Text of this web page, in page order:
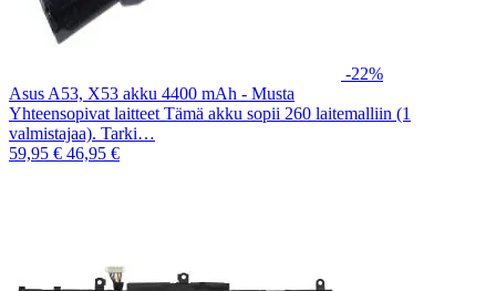
-22%
Asus A53, X53 akku 4400 mAh - Musta
Yhteensopivat laitteet Tämä akku sopii 260 laitemalliin (1
valmistajaa). Tarki…
59,95 € 46,95 €